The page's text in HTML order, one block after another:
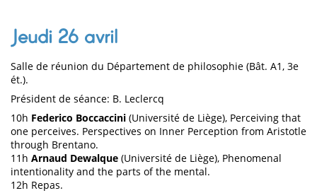
Jeudi 26 avril
Salle de réunion du Département de philosophie (Bât. A1, 3e
ét.).
Président de séance: B. Leclercq
10h Federico Boccaccini (Université de Liège), Perceiving that
one perceives. Perspectives on Inner Perception from Aristotle
through Brentano.
11h Arnaud Dewalque (Université de Liège), Phenomenal
intentionality and the parts of the mental.
12h Repas.